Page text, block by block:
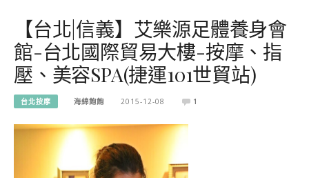
【台北|信義】艾樂源足體養身會
館-台北國際貿易大樓-按摩、指
壓、美容SPA(捷運101世貿站)
台北按摩 海綿飽飽 2015-12-08 1